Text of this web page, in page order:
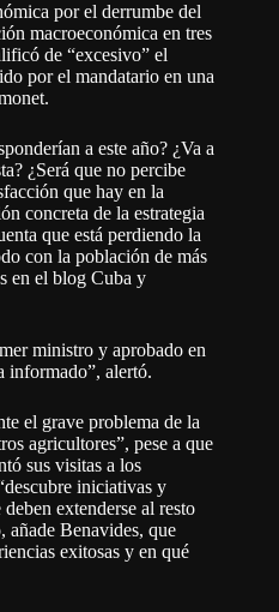
por el derrumbe del
macroeconómica en tres
de “excesivo” el
por el mandatario en una
a este año? ¿Va a
¿Será que no percibe
que hay en la
concreta de la estrategia
que está perdiendo la
con la población de más
en el blog Cuba y
ministro y aprobado en
informado”, alertó.
el grave problema de la
agricultores”, pese a que
sus visitas a los
iniciativas y
extenderse al resto
Benavides, que
exitosas y en qué